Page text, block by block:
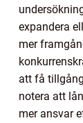
expandera
mer
att få
notera att
mer ansvar